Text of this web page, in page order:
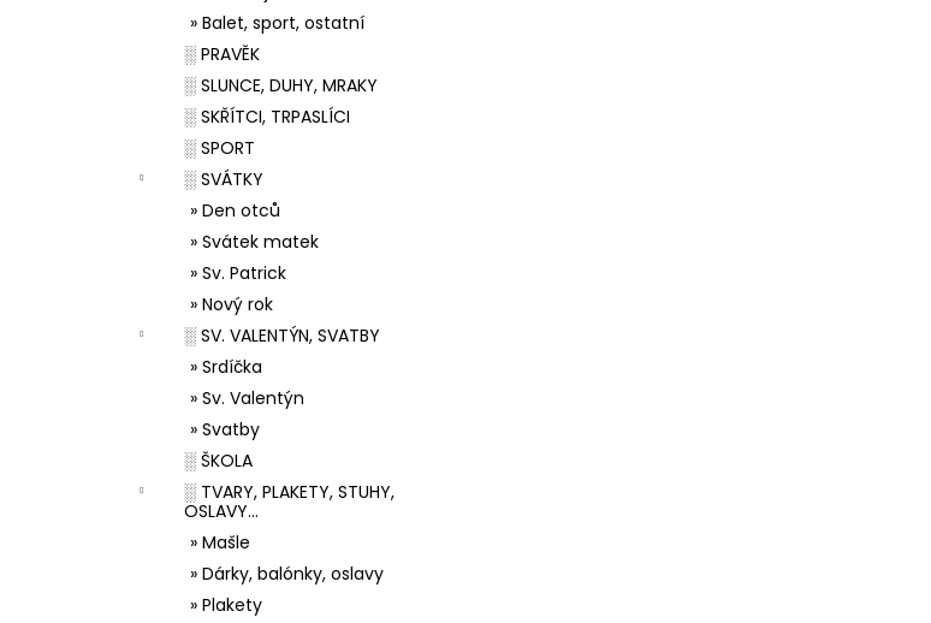
» Balet, sport, ostatní
░ PRAVĚK
░ SLUNCE, DUHY, MRAKY
░ SKŘÍTCI, TRPASLÍCI
░ SPORT
░ SVÁTKY
» Den otců
» Svátek matek
» Sv. Patrick
» Nový rok
░ SV. VALENTÝN, SVATBY
» Srdíčka
» Sv. Valentýn
» Svatby
░ ŠKOLA
░ TVARY, PLAKETY, STUHY,
OSLAVY...
» Mašle
» Dárky, balónky, oslavy
» Plakety